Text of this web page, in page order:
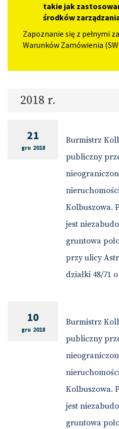
takie jak
środków
Zapoznanie się z pełnymi
Warunków Zamówienia
2018 r.
21
gru 2018
Burmistrz
publiczny
Kolbuszowa.
jest
gruntowa
przy ulicy
działki 48/71
10
gru 2018
Burmistrz
publiczny
Kolbuszowa.
jest
gruntowa